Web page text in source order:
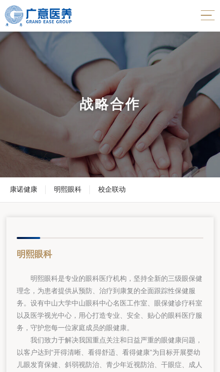
战略合作
康诺健康 明熙眼科 校企联动
明熙眼科
明熙眼科是专业的眼科医疗机构，坚持全新的三级眼保健
理念，为患者提供从预防、治疗到康复的全面跟踪性保健服
务。设有中山大学中山眼科中心名医工作室、眼保健诊疗科室
以及医学视光中心，用心打造专业、安全、贴心的眼科医疗服
务，守护您每一位家庭成员的眼健康。
我们致力于解决我国重点关注和日益严重的眼健康问题，
以客户达到“开得清晰、看得舒适、看得健康”为目标开展婴幼
儿眼发育保健、斜弱视防治、青少年近视防治、干眼症、成人